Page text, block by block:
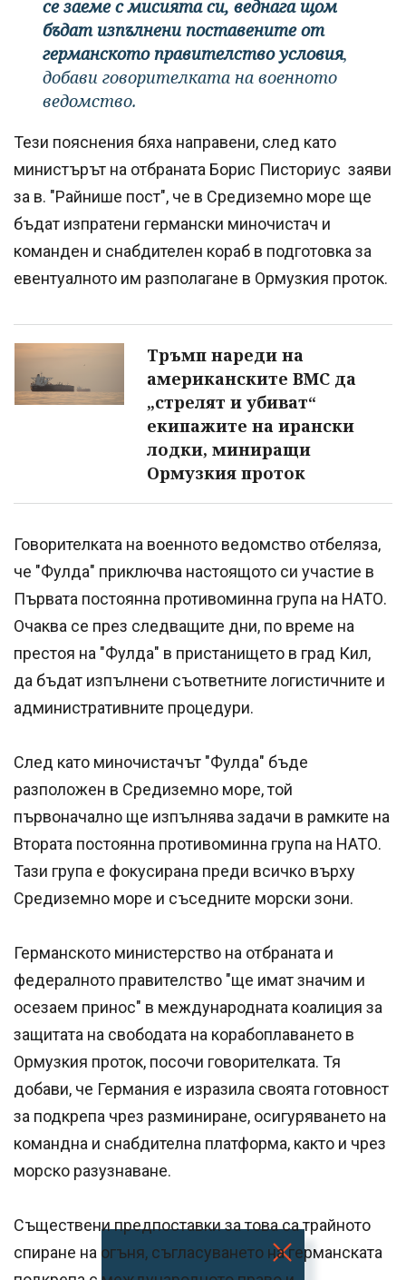
се заеме с мисията си, веднага щом
бъдат изпълнени поставените от
германското правителство условия,
добави говорителката на военното
ведомство.
Тези пояснения бяха направени, след като
министърът на отбраната Борис Писториус заяви
за в. "Райнише пост", че в Средиземно море ще
бъдат изпратени германски миночистач и
команден и снабдителен кораб в подготовка за
евентуалното им разполагане в Ормузкия проток.
Тръмп нареди на
американските ВМС да
„стрелят и убиват“
екипажите на ирански
лодки, миниращи
Ормузкия проток
Говорителката на военното ведомство отбеляза,
че "Фулда" приключва настоящото си участие в
Първата постоянна противоминна група на НАТО.
Очаква се през следващите дни, по време на
престоя на "Фулда" в пристанището в град Кил,
да бъдат изпълнени съответните логистичните и
административните процедури.
След като миночистачът "Фулда" бъде
разположен в Средиземно море, той
първоначално ще изпълнява задачи в рамките на
Втората постоянна противоминна група на НАТО.
Тази група е фокусирана преди всичко върху
Средиземно море и съседните морски зони.
Германското министерство на отбраната и
федералното правителство "ще имат значим и
осезаем принос" в международната коалиция за
защитата на свободата на корабоплаването в
Ормузкия проток, посочи говорителката. Тя
добави, че Германия е изразила своята готовност
за подкрепа чрез разминиране, осигуряването на
командна и снабдителна платформа, както и чрез
морско разузнаване.
Съществени предпоставки за това са трайното
спиране на огъня, съгласуването на германската